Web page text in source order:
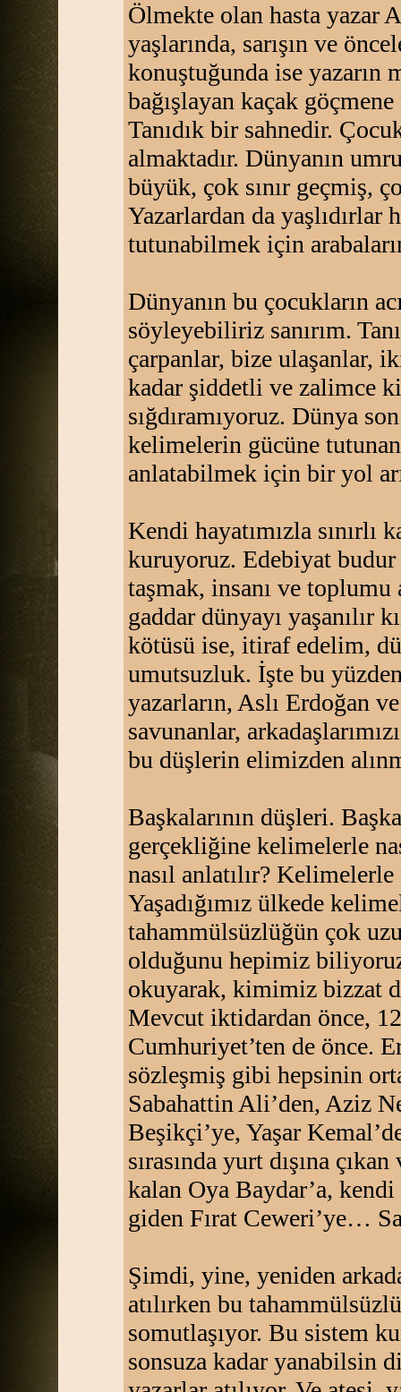
Ölmekte olan hasta yazar
yaşlarında, sarışın ve
konuştuğunda ise yazarın
bağışlayan kaçak göçmene
Tanıdık bir sahnedir.
almaktadır. Dünyanın
büyük, çok sınır geçmiş,
Yazarlardan da yaşlıdırlar
tutunabilmek için
Dünyanın bu çocukların
söyleyebiliriz sanırım.
çarpanlar, bize ulaşanlar,
kadar şiddetli ve zalimce
sığdıramıyoruz. Dünya
kelimelerin gücüne
anlatabilmek için bir yol
Kendi hayatımızla sınırlı
kuruyoruz. Edebiyat budur
taşmak, insanı ve
gaddar dünyayı yaşanılır
kötüsü ise, itiraf edelim,
umutsuzluk. İşte bu
yazarların, Aslı Erdoğan
savunanlar,
bu düşlerin elimizden
Başkalarının düşleri.
gerçekliğine kelimelerle
nasıl anlatılır? Kelimelerle
Yaşadığımız ülkede
tahammülsüzlüğün çok
olduğunu hepimiz
okuyarak, kimimiz bizzat
Mevcut iktidardan önce,
Cumhuriyet’ten de önce.
sözleşmiş gibi hepsinin
Sabahattin Ali’den, Aziz
Beşikçi’ye, Yaşar
sırasında yurt dışına
kalan Oya Baydar’a,
giden Fırat Ceweri’ye…
Şimdi, yine, yeniden
atılırken bu
somutlaşıyor. Bu sistem
sonsuza kadar yanabilsin